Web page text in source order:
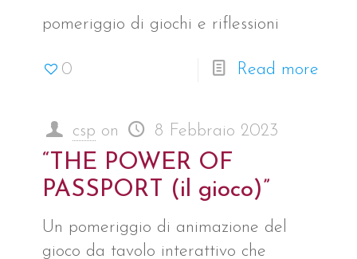
pomeriggio di giochi e riflessioni
0 Read more
csp on 8 Febbraio 2023
“THE POWER OF
PASSPORT (il gioco)”
Un pomeriggio di animazione del
gioco da tavolo interattivo che